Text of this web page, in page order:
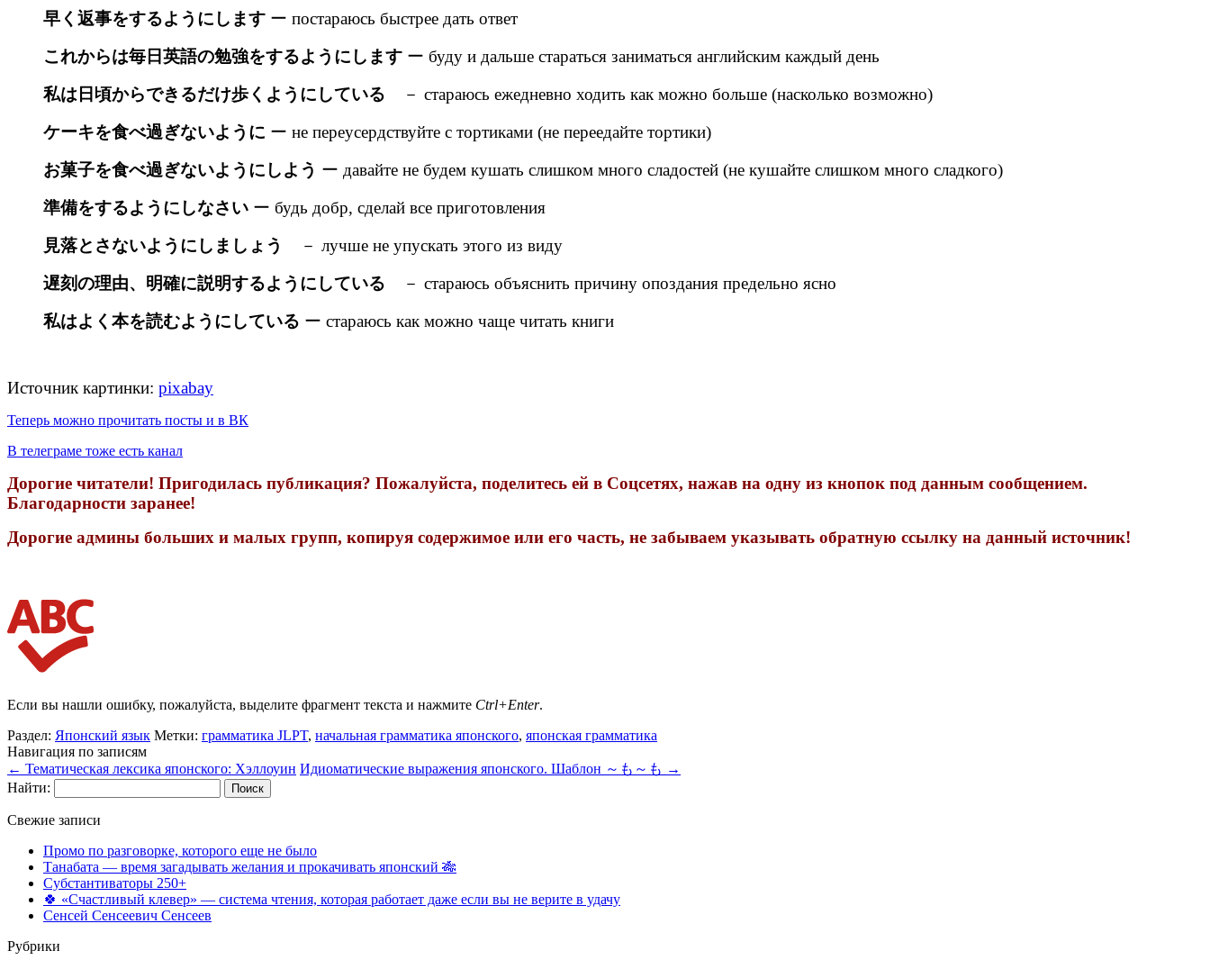
早く返事をするようにします ー постараюсь быстрее дать ответ
これからは毎日英語の勉強をするようにします ー буду и дальше стараться заниматься английским каждый день
私は日頃からできるだけ歩くようにしている － стараюсь ежедневно ходить как можно больше (насколько возможно)
ケーキを食べ過ぎないように ー не переусердствуйте с тортиками (не переедайте тортики)
お菓子を食べ過ぎないようにしよう ー давайте не будем кушать слишком много сладостей (не кушайте слишком много сладкого)
準備をするようにしなさい ー будь добр, сделай все приготовления
見落とさないようにしましょう
－ лучше не упускать этого из виду
遅刻の理由、明確に説明するようにしている
－ стараюсь объяснить причину опоздания предельно ясно
私はよく本を読むようにしている ー стараюсь как можно чаще читать книги
Источник картинки: pixabay
Теперь можно прочитать посты и в ВК
В телеграме тоже есть канал
Дорогие читатели! Пригодилась публикация? Пожалуйста, поделитесь ей в Соцсетях, нажав на одну из кнопок под данным сообщением.
Благодарности заранее!
Дорогие админы больших и малых групп, копируя содержимое или его часть, не забываем указывать обратную ссылку на данный источник!
Если вы нашли ошибку, пожалуйста, выделите фрагмент текста и нажмите Ctrl+Enter.
Раздел: Японский язык Метки: грамматика JLPT, начальная грамматика японского, японская грамматика
Навигация по записям
← Тематическая лексика японского: Хэллоуин Идиоматические выражения японского. Шаблон ～も～も →
Найти:
Свежие записи
Промо по разговорке, которого еще не было
Танабата — время загадывать желания и прокачивать японский 🎋
Субстантиваторы 250+
🍀 «Счастливый клевер» — система чтения, которая работает даже если вы не верите в удачу
Сенсей Сенсеевич Сенсеев
Рубрики